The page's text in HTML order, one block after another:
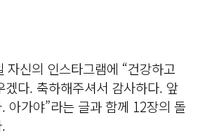
자신의 인스타그램에 “건강하고
겠다. 축하해주셔서 감사하다. 앞
아가야”라는 글과 함께 12장의 돌